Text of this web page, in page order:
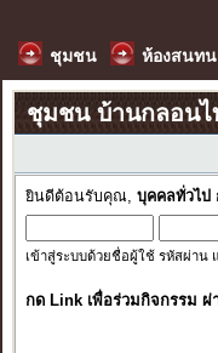
ชุมชน ห้องสนทน
ชุมชน บ้านกลอน
ยินดีต้อนรับคุณ, บุคคลทั่วไป
เข้าสู่ระบบด้วยชื่อผู้ใช้ รหัสผ่าน
กด Link เพื่อร่วมกิจกรรม